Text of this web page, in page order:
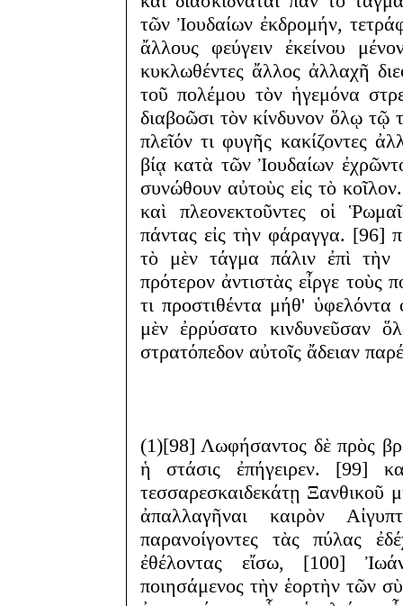
τῶν Ἰουδαίων ἐκδρομήν,
ἄλλους φεύγειν ἐκείνου
κυκλωθέντες ἄλλος ἀλλαχῆ
τοῦ πολέμου τὸν ἡγεμόνα
διαβοῶσι τὸν κίνδυνον ὅλῳ τῷ
πλεῖόν τι φυγῆς κακίζοντες
βίᾳ κατὰ τῶν Ἰουδαίων
συνώθουν αὐτοὺς εἰς τὸ
καὶ πλεονεκτοῦντες οἱ
πάντας εἰς τὴν φάραγγα. [96]
τὸ μὲν τάγμα πάλιν ἐπὶ τὴν
πρότερον ἀντιστὰς εἶργε τοὺς
τι προστιθέντα μήθ'
μὲν ἐρρύσατο κινδυνεῦσαν
στρατόπεδον αὐτοῖς ἄδειαν
(1)[98] Λωφήσαντος δὲ πρὸς
ἡ στάσις ἐπήγειρεν. [99]
τεσσαρεσκαιδεκάτῃ Ξανθικοῦ
ἀπαλλαγῆναι καιρὸν
παρανοίγοντες τὰς πύλας
ἐθέλοντας εἴσω, [100]
ποιησάμενος τὴν ἑορτὴν τῶν